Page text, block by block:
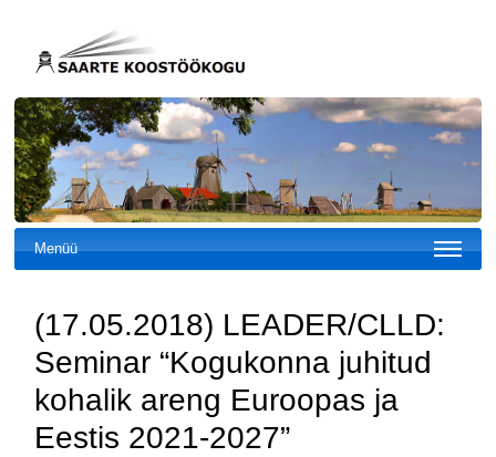
Menüü
(17.05.2018) LEADER/CLLD:
Seminar “Kogukonna juhitud
kohalik areng Euroopas ja
Eestis 2021-2027”